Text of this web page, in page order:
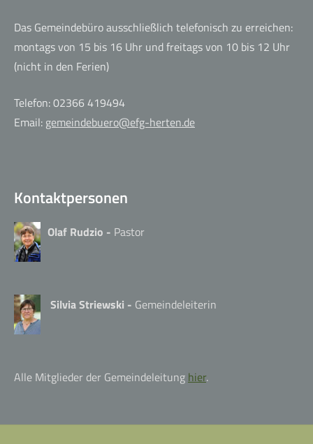
Das Gemeindebüro ausschließlich telefonisch zu erreichen:
montags von 15 bis 16 Uhr und freitags von 10 bis 12 Uhr
(nicht in den Ferien)
Telefon: 02366 419494
Email: gemeindebuero@efg-herten.de
Kontaktpersonen
Olaf Rudzio - Pastor
Silvia Striewski - Gemeindeleiterin
Alle Mitglieder der Gemeindeleitung hier.